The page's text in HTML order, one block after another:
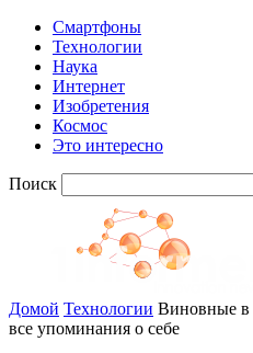
Смартфоны
Технологии
Наука
Интернет
Изобретения
Космос
Это интересно
Поиск
Домой Технологии Виновные в
все упоминания о себе